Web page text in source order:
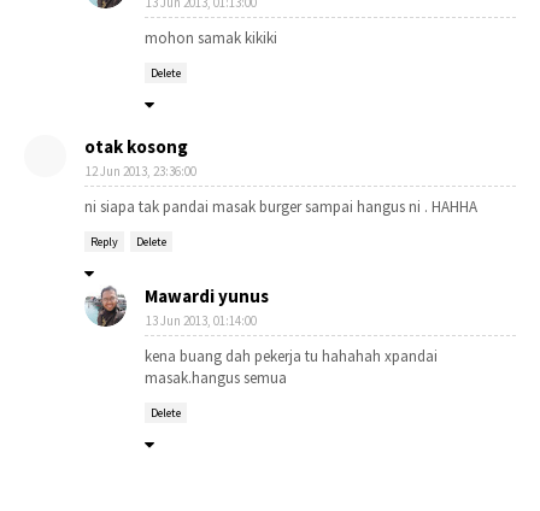
mohon samak kikiki
Delete
otak kosong
12 Jun 2013, 23:36:00
ni siapa tak pandai masak burger sampai hangus ni . HAHHA
Reply Delete
Mawardi yunus
13 Jun 2013, 01:14:00
kena buang dah pekerja tu hahahah xpandai
masak.hangus semua
Delete